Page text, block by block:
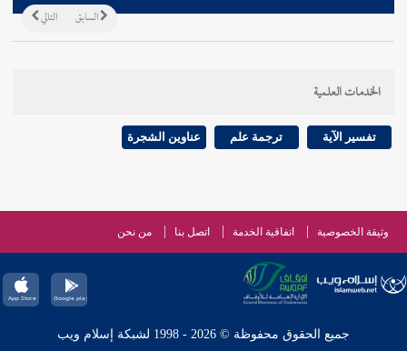
التالي السابق
الخدمات العلمية
تفسير الآية ترجمة علم عناوين الشجرة
وثيقة الخصوصية اتفاقية الخدمة اتصل بنا من نحن
جميع الحقوق محفوظة © 2026 - 1998 لشبكة إسلام ويب